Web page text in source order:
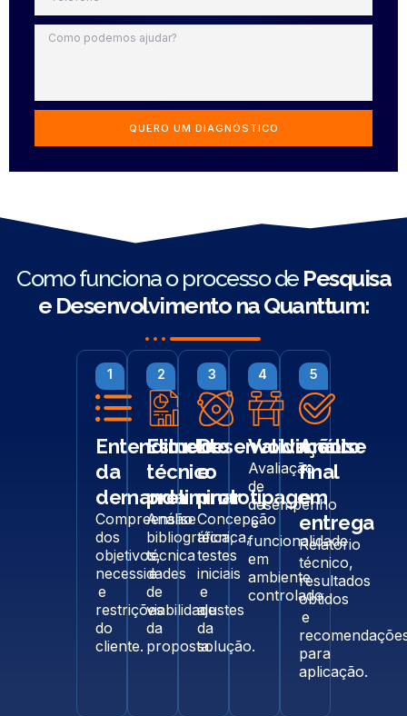
QUERO UM DIAGNÓSTICO
Como funciona o processo dePesquisa
e Desenvolvimento na Quanttum:
Entendimento
da
demanda
Compreensão
dos
objetivos,
necessidades
e
restrições
do
cliente.
Estudo
técnico
preliminar
Análise
bibliográfica,
técnica
e
de
viabilidade
da
proposta.
Desenvolvimento
e
prototipagem
Concepção
técnica,
testes
iniciais
e
ajustes
da
solução.
Validação
Avaliação
de
desempenho
e
funcionalidade
em
ambiente
controlado.
Análise
final
e
entrega
Relatório
técnico,
resultados
obtidos
e
para
aplicação.